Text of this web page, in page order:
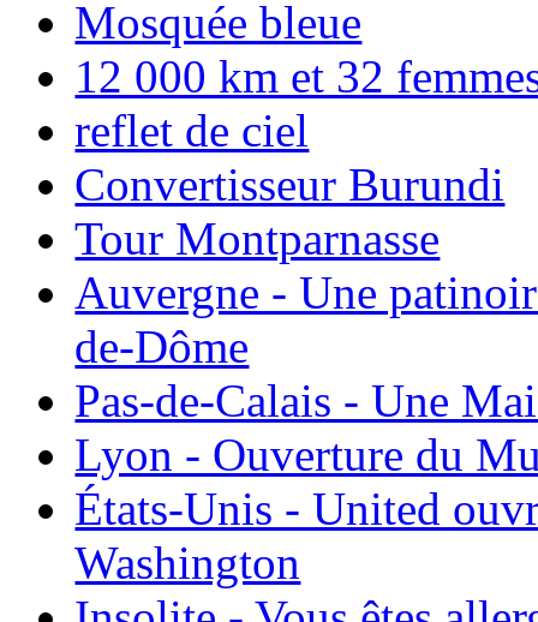
Mosquée bleue
12 000 km et 32
reflet de ciel
Convertisseur Burundi
Tour Montparnasse
Auvergne - Une
de-Dôme
Pas-de-Calais - Une
Lyon - Ouverture du
États-Unis - United
Washington